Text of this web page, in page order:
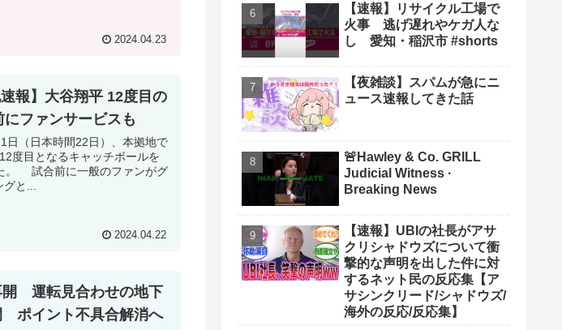
2024.04.23
報】大谷翔平 12度目の
ファンサービスも
日（日本時間22日）、本拠地で
度目となるキャッチボールを
。 試合前に一般のファンがグ
と...
2024.04.22
開 運転見合わせの地下
ポイント不具合解消へ
【速報】リサイクル工場で
火事 逃げ遅れやケガ人な
し 愛知・稲沢市 #shorts
【夜雑談】スパムが急にニ
ュース速報してきた話
🚨Hawley & Co. GRILL
Judicial Witness ·
Breaking News
【速報】UBIの社長がアサ
クリシャドウズについて衝
撃的な声明を出した件に対
するネット民の反応集【ア
サシンクリード/シャドウズ/
海外の反応/反応集】